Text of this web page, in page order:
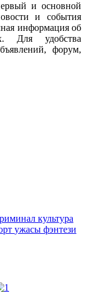
и основной
и события
информация об
Для удобства
форум,
культура
ужасы фэнтези